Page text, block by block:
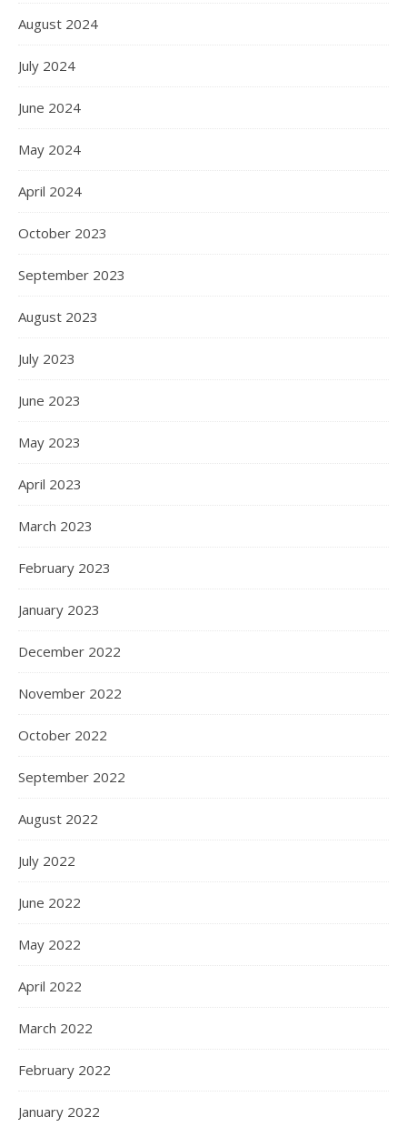
August 2024
July 2024
June 2024
May 2024
April 2024
October 2023
September 2023
August 2023
July 2023
June 2023
May 2023
April 2023
March 2023
February 2023
January 2023
December 2022
November 2022
October 2022
September 2022
August 2022
July 2022
June 2022
May 2022
April 2022
March 2022
February 2022
January 2022